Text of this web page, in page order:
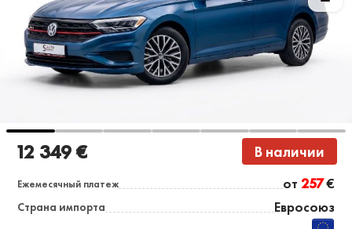
12 349 € В наличии
Ежемесячный платеж от 257€
Страна импорта Евросоюз